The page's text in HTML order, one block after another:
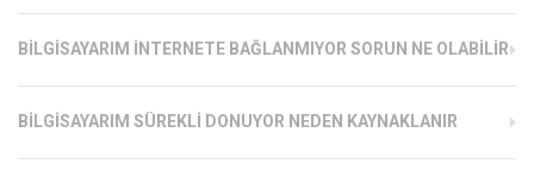
BILGISAYARIM İNTERNETE BAĞLANMIYOR SORUN NE OLABILIR
BILGISAYARIM SÜREKLI DONUYOR NEDEN KAYNAKLANIR